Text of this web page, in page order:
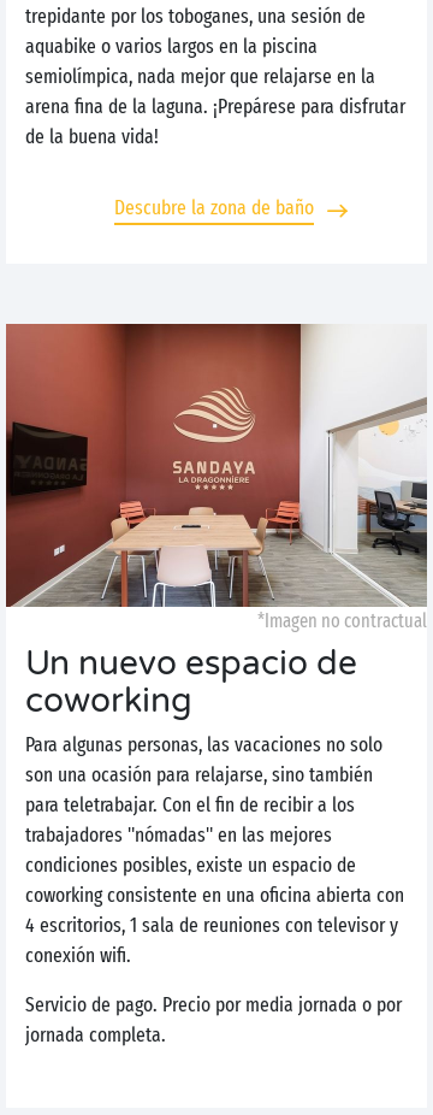
trepidante por los toboganes, una sesión de
aquabike o varios largos en la piscina
semiolímpica, nada mejor que relajarse en la
arena fina de la laguna. ¡Prepárese para disfrutar
de la buena vida!
Descubre la zona de baño
*Imagen no contractual
Un nuevo espacio de
coworking
Para algunas personas, las vacaciones no solo
son una ocasión para relajarse, sino también
para teletrabajar. Con el fin de recibir a los
trabajadores "nómadas" en las mejores
condiciones posibles, existe un espacio de
coworking consistente en una oficina abierta con
4 escritorios, 1 sala de reuniones con televisor y
conexión wifi.
Servicio de pago. Precio por media jornada o por
jornada completa.